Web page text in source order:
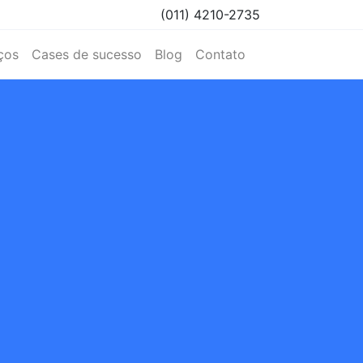
(011) 4210-2735
Cases de sucesso Blog Contato